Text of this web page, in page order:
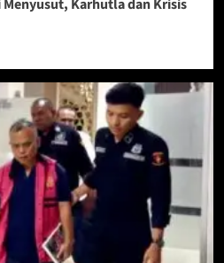
Karhutla dan Krisis